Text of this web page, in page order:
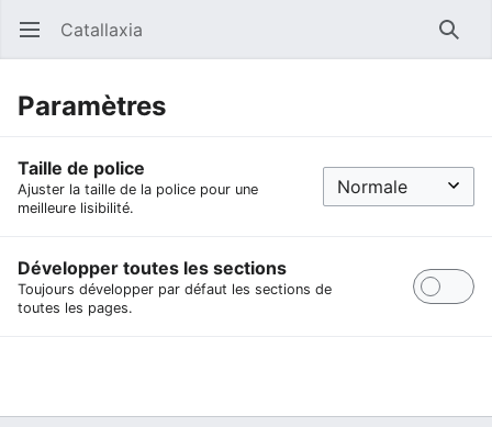
Ouvrir le menu principal Catallaxia
Paramètres
Taille de police
Ajuster la taille de la police pour une
meilleure lisibilité.
Développer toutes les sections
Toujours développer par défaut les sections de
toutes les pages.